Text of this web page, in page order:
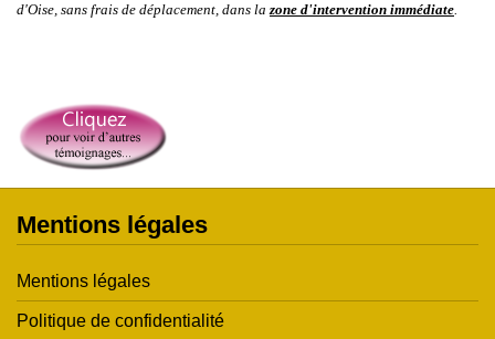
d'Oise, sans frais de déplacement, dans lazone d'intervention immédiate.
Mentions légales
Mentions légales
Politique de confidentialité